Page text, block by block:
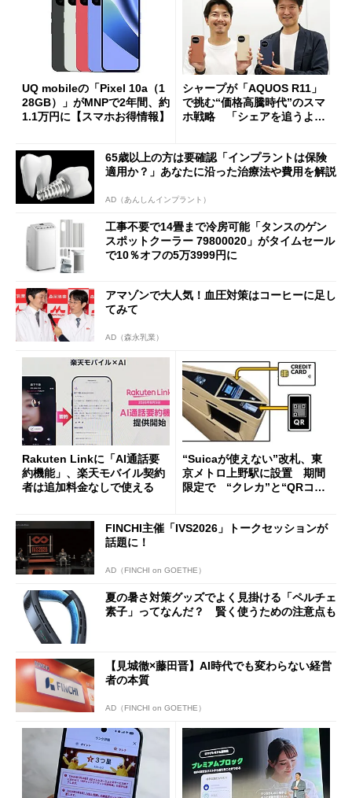
UQ mobileの「Pixel 10a（1
28GB）」がMNPで2年間、約
1.1万円に【スマホお得情報】
シャープが「AQUOS R11」
で挑む“価格高騰時代”のスマ
ホ戦略 「シェアを追うより
65歳以上の方は要確認「インプラントは保険
適用か？」あなたに沿った治療法や費用を解説
AD（あんしんインプラント）
工事不要で14畳まで冷房可能「タンスのゲン
スポットクーラー 79800020」がタイムセール
で10％オフの5万3999円に
アマゾンで大人気！血圧対策はコーヒーに足し
てみて
AD（森永乳業）
Rakuten Linkに「AI通話要
約機能」、楽天モバイル契約
者は追加料金なしで使える
“Suicaが使えない”改札、東
京メトロ上野駅に設置 期間
限定で “クレカ”と“QRコー
FINCHI主催「IVS2026」トークセッションが
話題に！
AD（FINCHI on GOETHE）
夏の暑さ対策グッズでよく見掛ける「ペルチェ
素子」ってなんだ？ 賢く使うための注意点も
【見城徹×藤田晋】AI時代でも変わらない経営
者の本質
AD（FINCHI on GOETHE）